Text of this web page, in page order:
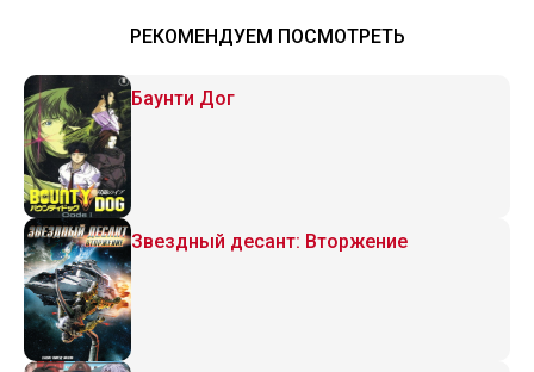
РЕКОМЕНДУЕМ ПОСМОТРЕТЬ
Баунти Дог
Звездный десант: Вторжение